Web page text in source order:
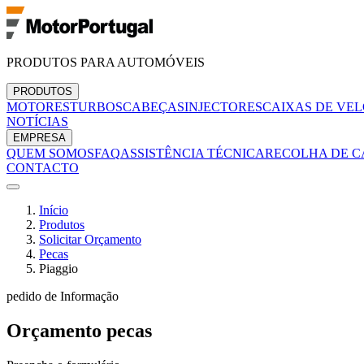
PRODUTOS PARA AUTOMÓVEIS
PRODUTOS
MOTORESTURBOSCABEÇASINJECTORESCAIXAS DE
NOTÍCIAS
EMPRESA
QUEM SOMOSFAQASSISTÊNCIA TÉCNICARECOLHA DE
CONTACTO
Início
Produtos
Solicitar Orçamento
Pecas
Piaggio
pedido de Informação
Orçamento pecas